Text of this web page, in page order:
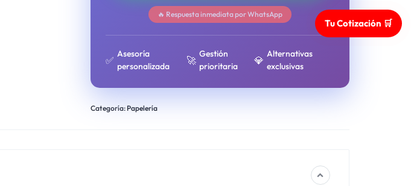
🔥 Respuesta inmediata por WhatsApp
✅
Asesoría
personalizada
🚀
Gestión
prioritaria
💎
Alternativas
exclusivas
Categoría: Papelería
Tu Cotización 🛒